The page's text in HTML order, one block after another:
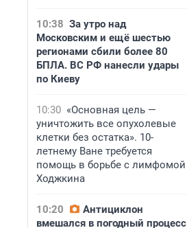
10:38 За утро над
Московским и ещё шестью
регионами сбили более 80
БПЛА. ВС РФ нанесли удары
по Киеву
10:30 «Основная цель —
уничтожить все опухолевые
клетки без остатка». 10-
летнему Ване требуется
помощь в борьбе с лимфомой
Ходжкина
10:20
Антициклон
вмешался в погодный процесс